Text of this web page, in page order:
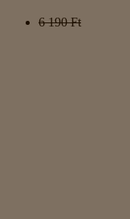
6 190 Ft